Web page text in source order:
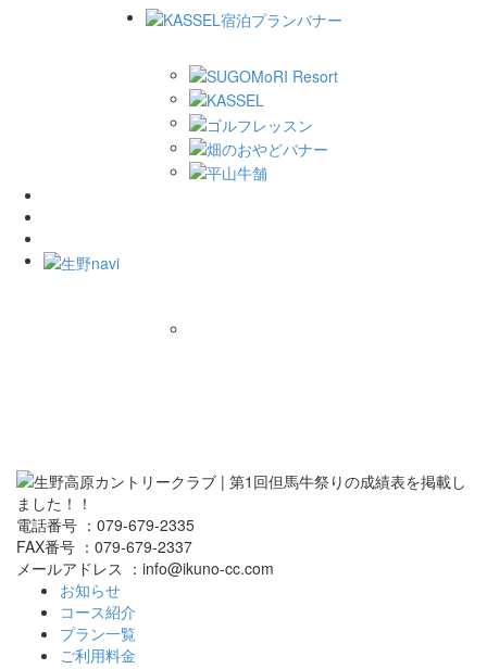
電話番号 ：079-679-2335
FAX番号 ：079-679-2337
メールアドレス ：info@ikuno-cc.com
お知らせ
コース紹介
プラン一覧
ご利用料金